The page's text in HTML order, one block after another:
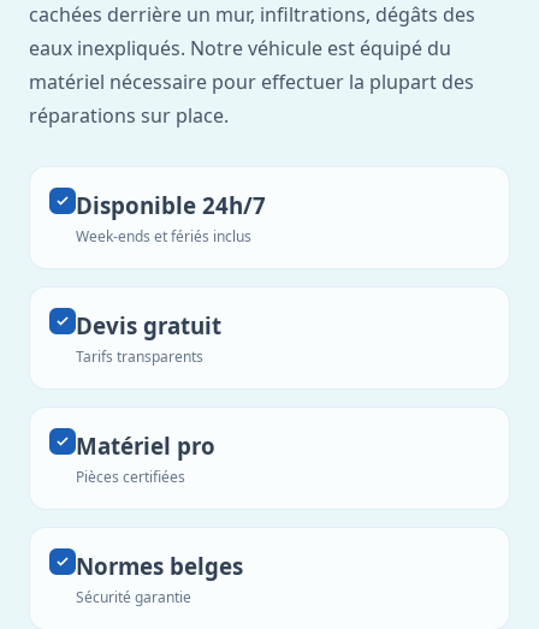
cachées derrière un mur, infiltrations, dégâts des
eaux inexpliqués. Notre véhicule est équipé du
matériel nécessaire pour effectuer la plupart des
réparations sur place.
Disponible 24h/7
Week-ends et fériés inclus
Devis gratuit
Tarifs transparents
Matériel pro
Pièces certifiées
Normes belges
Sécurité garantie